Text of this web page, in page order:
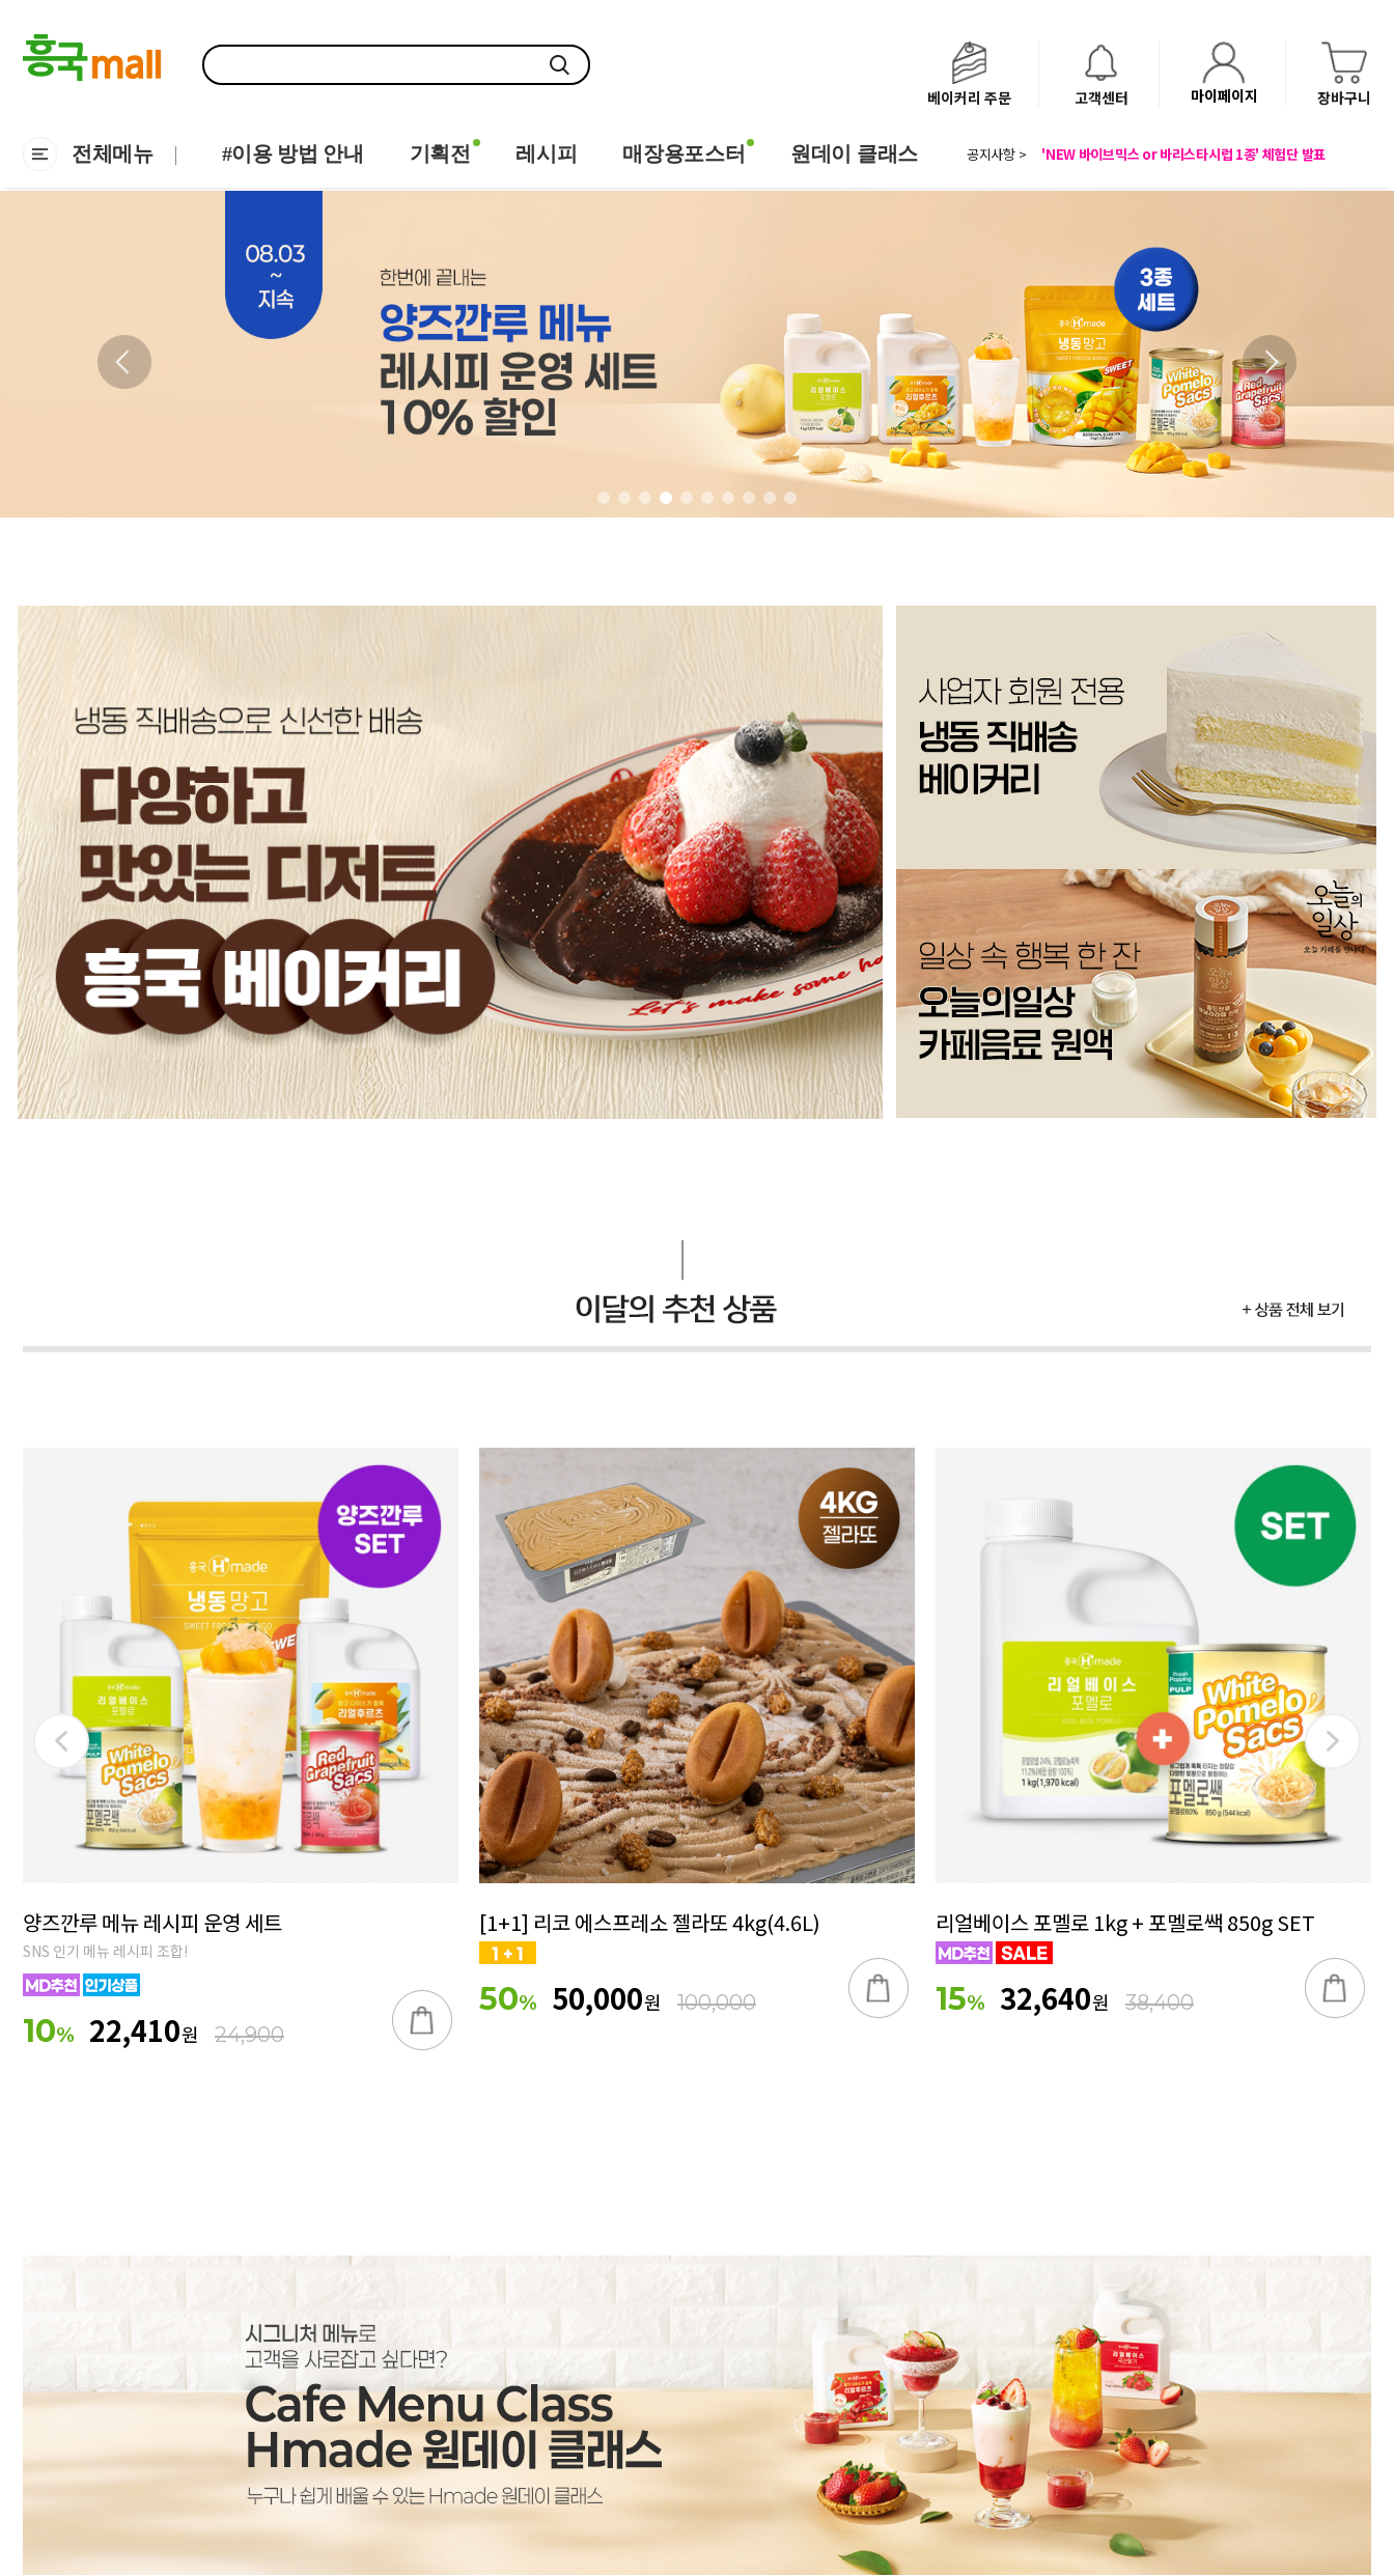
베이커리 주문 고객센터 마이페이지 장바구니
전체메뉴 #이용 방법 안내 기획전 레시피 매장용포스터 원데이 클래스 공지사항 >
'NEW 바이브믹스 or 바리스타시럽 1종' 체험단 발표
양즈깐루 메뉴 레시피 운영 세트
SNS 인기 메뉴 레시피 조합!
10% 22,410원 24,900
[1+1] 리코 에스프레소 젤라또 4kg(4.6L)
50% 50,000원 100,000
리얼베이스 포멜로 1kg + 포멜로쌕 850g SET
15% 32,640원 38,400